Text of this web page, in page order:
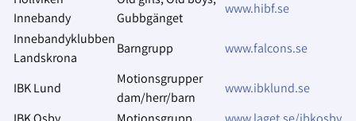
Innebandy
Gubbgänget
www.hibf.se
Innebandyklubben
Landskrona
Barngrupp www.falcons.se
IBK Lund
Motionsgrupper
dam/herr/barn
www.ibklund.se